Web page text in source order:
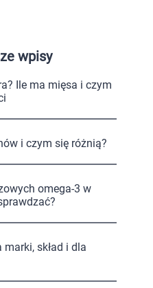
wpisy
Ile ma mięsa i czym
i czym się różnią?
omega-3 w
skład i dla